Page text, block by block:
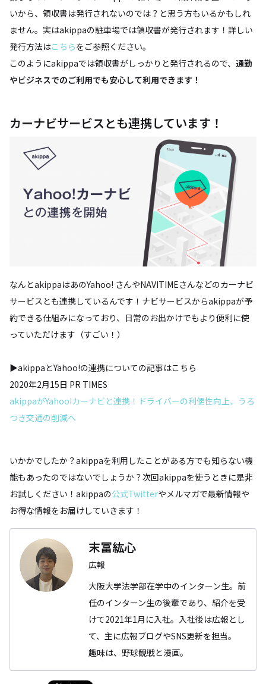
いから、領収書は発行されないのでは？と思う方もいるかもしれ
ません。実はakippaの駐車場では領収書が発行されます！詳しい
発行方法はこちらをご参照ください。
このようにakippaでは領収書がしっかりと発行されるので、 通勤
やビジネスでのご利用でも安心して利用できます！
カーナビサービスとも連携しています！
なんとakippaはあのYahoo! さんやNAVITIMEさんなどのカーナビ
サービスとも連携しているんです！ナビサービスからakippaが予
約できる仕組みになっており、日常のお出かけでもより便利に使
っていただけます（すごい！）
▶akippaとYahoo!の連携についての記事はこちら
2020年2月15日 PR TIMES
akippaがYahoo!カーナビと連携！ドライバーの利便性向上、うろ
つき交通の削減へ
いかかでしたか？akippaを利用したことがある方でも知らない機
能もあったのではないでしょうか？次回akippaを使うときに是非
お試しください！akippaの公式Twitterやメルマガで最新情報や
お得な情報をお届けしていきます！
末冨紘心
広報
大阪大学法学部在学中のインターン生。前
任のインターン生の後輩であり、紹介を受
けて2021年1月に入社。入社後は広報とし
て、主に広報ブログやSNS更新を担当。
趣味は、野球観戦と漫画。